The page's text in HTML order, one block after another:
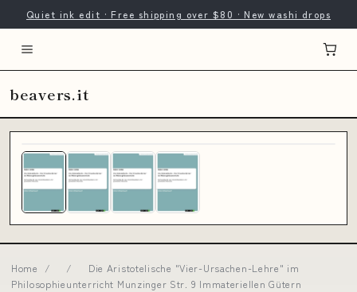
Quiet ink edit · Free shipping over $80 · New washi drops
beavers.it
Home / /
Die Aristotelische "Vier-Ursachen-Lehre" im
Philosophieunterricht Munzinger Str. 9 Immateriellen Gütern